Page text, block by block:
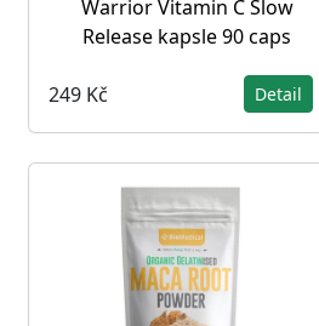
Warrior Vitamin C Slow
Release kapsle 90 caps
249 Kč Detail